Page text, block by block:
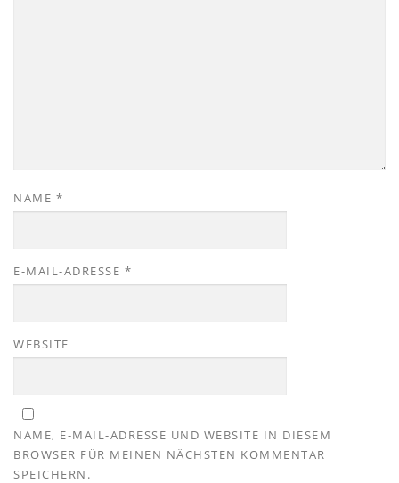
NAME *
E-MAIL-ADRESSE *
WEBSITE
NAME, E-MAIL-ADRESSE UND WEBSITE IN DIESEM
BROWSER FÜR MEINEN NÄCHSTEN KOMMENTAR
SPEICHERN.